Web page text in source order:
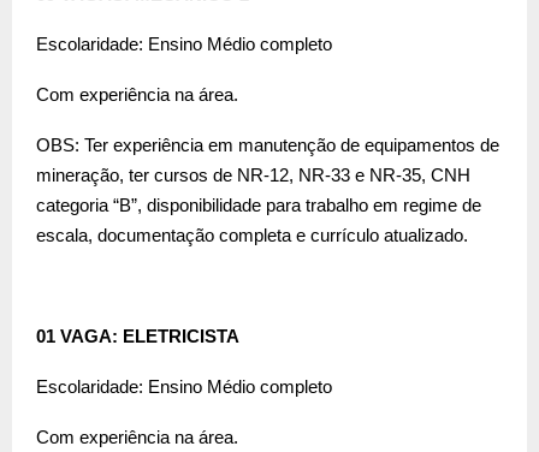
Escolaridade: Ensino Médio completo
Com experiência na área.
OBS: Ter experiência em manutenção de equipamentos de
mineração, ter cursos de NR-12, NR-33 e NR-35, CNH
categoria “B”, disponibilidade para trabalho em regime de
escala, documentação completa e currículo atualizado.
01 VAGA: ELETRICISTA
Escolaridade: Ensino Médio completo
Com experiência na área.